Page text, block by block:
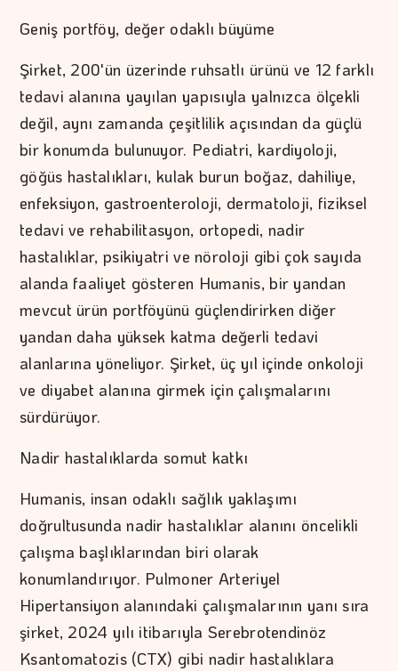
Geniş portföy, değer odaklı büyüme
Şirket, 200'ün üzerinde ruhsatlı ürünü ve 12 farklı
tedavi alanına yayılan yapısıyla yalnızca ölçekli
değil, aynı zamanda çeşitlilik açısından da güçlü
bir konumda bulunuyor. Pediatri, kardiyoloji,
göğüs hastalıkları, kulak burun boğaz, dahiliye,
enfeksiyon, gastroenteroloji, dermatoloji, fiziksel
tedavi ve rehabilitasyon, ortopedi, nadir
hastalıklar, psikiyatri ve nöroloji gibi çok sayıda
alanda faaliyet gösteren Humanis, bir yandan
mevcut ürün portföyünü güçlendirirken diğer
yandan daha yüksek katma değerli tedavi
alanlarına yöneliyor. Şirket, üç yıl içinde onkoloji
ve diyabet alanına girmek için çalışmalarını
sürdürüyor.
Nadir hastalıklarda somut katkı
Humanis, insan odaklı sağlık yaklaşımı
doğrultusunda nadir hastalıklar alanını öncelikli
çalışma başlıklarından biri olarak
konumlandırıyor. Pulmoner Arteriyel
Hipertansiyon alanındaki çalışmalarının yanı sıra
şirket, 2024 yılı itibarıyla Serebrotendinöz
Ksantomatozis (CTX) gibi nadir hastalıklara